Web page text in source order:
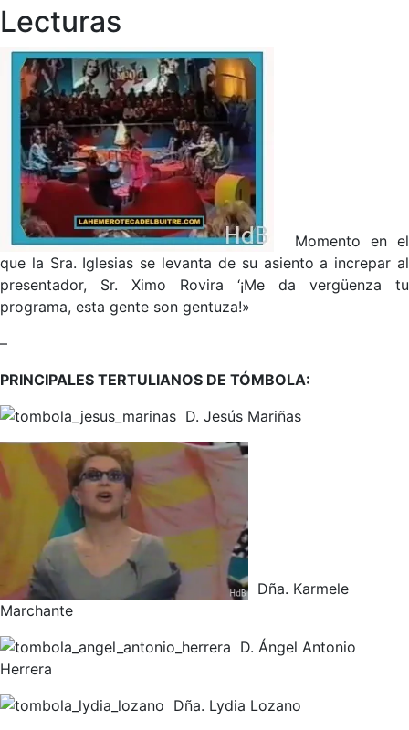
Lecturas
Momento en el
que la Sra. Iglesias se levanta de su asiento a increpar al
presentador, Sr. Ximo Rovira ‘¡Me da vergüenza tu
programa, esta gente son gentuza!»
–
PRINCIPALES TERTULIANOS DE TÓMBOLA:
D. Jesús Mariñas
Dña. Karmele
Marchante
D. Ángel Antonio
Herrera
Dña. Lydia Lozano